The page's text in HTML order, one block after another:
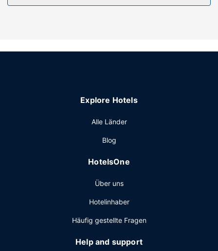
Die Rezeption ist nur zu bestimmten Zeiten besetzt.
Explore Hotels
Alle Länder
Blog
HotelsOne
Über uns
Hotelinhaber
Häufig gestellte Fragen
Help and support